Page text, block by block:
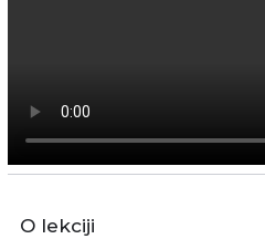
8.2. Temporale Präpositionen
8.2. Übung
O lekciji